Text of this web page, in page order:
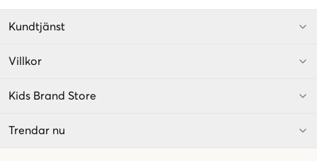
Kundtjänst
Villkor
Kids Brand Store
Trendar nu